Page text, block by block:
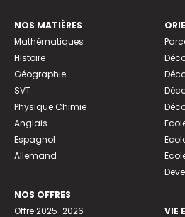
NOS MATIÈRES
Mathématiques
Histoire
Géographie
SVT
Physique Chimie
Anglais
Espagnol
Allemand
NOS OFFRES
Offre 2025-2026
VIE